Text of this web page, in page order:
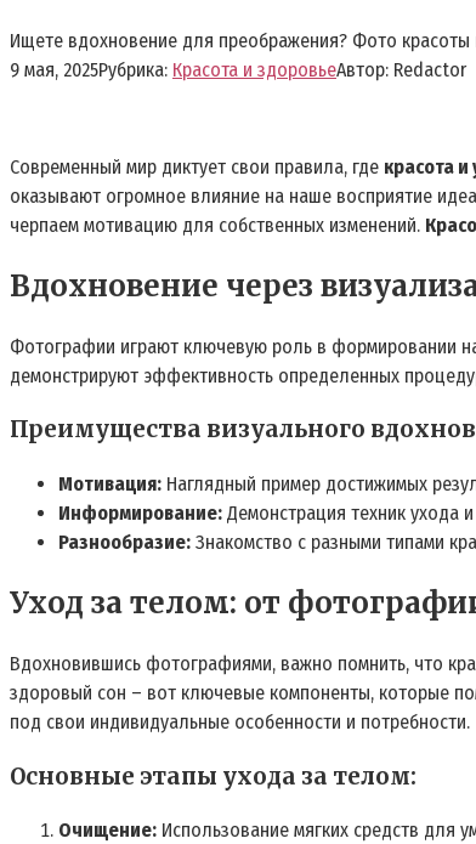
Ищете вдохновение для преображения? Фото красоты
9 мая, 2025Рубрика: Красота и здоровьеАвтор: Redactor
Современный мир диктует свои правила, где красота
оказывают огромное влияние на наше восприятие
черпаем мотивацию для собственных изменений.
Вдохновение через
Фотографии играют ключевую роль в формировании
демонстрируют эффективность определенных
Преимущества визуального
Мотивация: Наглядный пример достижимых
Информирование: Демонстрация техник ухода
Разнообразие: Знакомство с разными типами
Уход за телом: от
Вдохновившись фотографиями, важно помнить, что
здоровый сон – вот ключевые компоненты, которые
под свои индивидуальные особенности и потребности.
Основные этапы ухода за телом:
Очищение: Использование мягких средств для